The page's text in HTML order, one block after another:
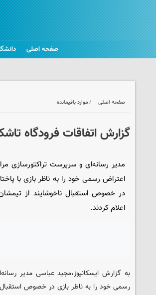
صفحه اصلی
صفحه اصلی موارد باقیمانده
گزارش اتفاقات فرودگاه
مدیر رسانه‌ای و سرپرست تراکتورسازی
اعتراض رسمی خود را به ناظر بازی با
در خصوص استقبال ناخوشایند از
اعلام کردند.
به گزارش ایسکانیوز،مجید عباسی مدیر
رسمی خود را به ناظر بازی در خصوص استقبال